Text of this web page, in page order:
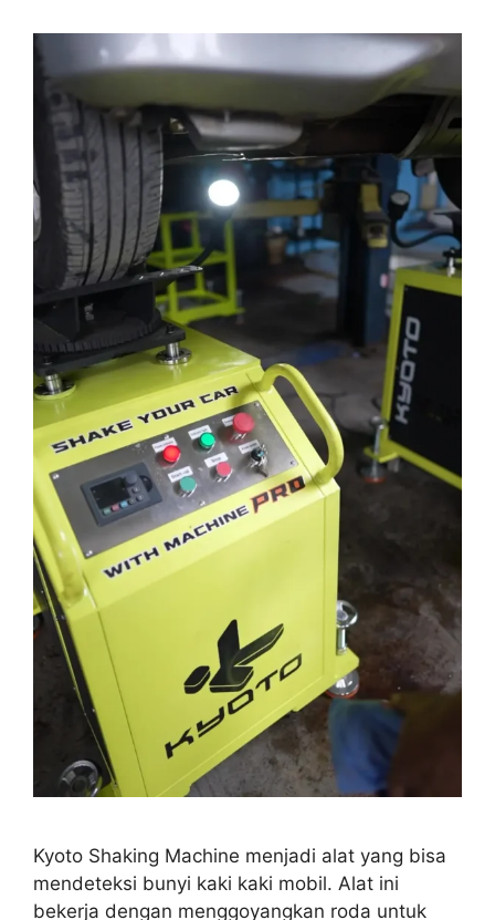
Kyoto Shaking Machine menjadi alat yang bisa
mendeteksi bunyi kaki kaki mobil. Alat ini
bekerja dengan menggoyangkan roda untuk